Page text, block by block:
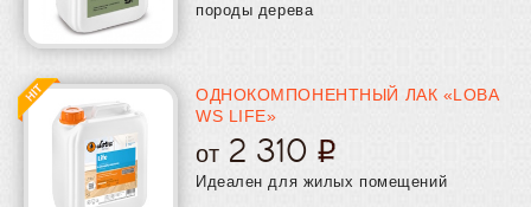
породы дерева
ОДНОКОМПОНЕНТНЫЙ ЛАК «LOBA
WS LIFE»
от 2 310
Идеален для жилых помещений